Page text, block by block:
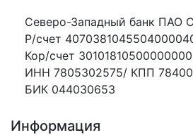
Северо-Западный банк ПАО
Р/счет
Кор/счет
ИНН 7805302575/ КПП
БИК 044030653
Информация